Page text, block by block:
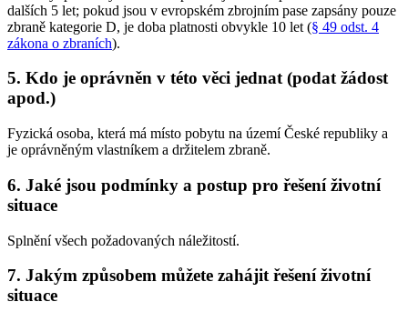
dalších 5 let; pokud jsou v evropském zbrojním pase zapsány pouze
zbraně kategorie D, je doba platnosti obvykle 10 let (§ 49 odst. 4
zákona o zbraních).
5. Kdo je oprávněn v této věci jednat (podat žádost
apod.)
Fyzická osoba, která má místo pobytu na území České republiky a
je oprávněným vlastníkem a držitelem zbraně.
6. Jaké jsou podmínky a postup pro řešení životní
situace
Splnění všech požadovaných náležitostí.
7. Jakým způsobem můžete zahájit řešení životní
situace